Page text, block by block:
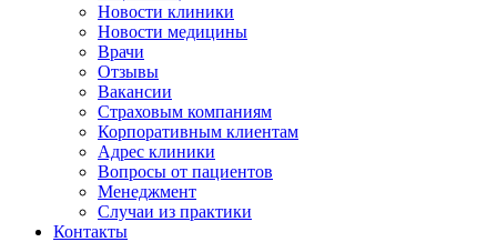
Новости клиники
Новости медицины
Врачи
Отзывы
Вакансии
Страховым компаниям
Корпоративным клиентам
Адрес клиники
Вопросы от пациентов
Менеджмент
Случаи из практики
Контакты